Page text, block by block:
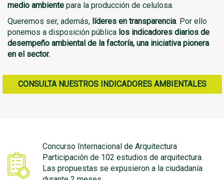
medio ambiente para la producción de celulosa.
Queremos ser, además, líderes en transparencia. Por ello
ponemos a disposición pública los indicadores diarios de
desempeño ambiental de la factoría, una iniciativa pionera
en el sector.
CONSULTA NUESTROS INDICADORES AMBIENTALES
Concurso Internacional de Arquitectura
Participación de 102 estudios de arquitectura.
Las propuestas se expusieron a la ciudadanía